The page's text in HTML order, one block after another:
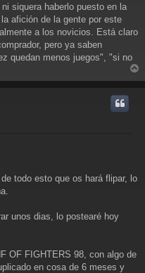
siquera haberlo puesto en la
afición de la gente por este
a los novicios. Está claro
pero ya saben
quedan menos juegos", "si no
r
todo esto que os hará flipar, lo
unos dias, lo postearé hoy
OF FIGHTERS 98, con algo de
en cosa de 6 meses y